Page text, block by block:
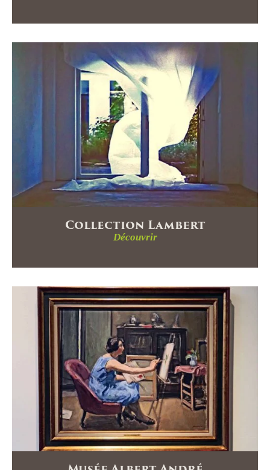
Collection Lambert
Découvrir